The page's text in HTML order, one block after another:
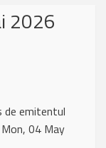
2026
de emitentul
04 May